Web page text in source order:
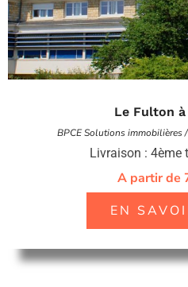
Le Fulton
BPCE Solutions immobilières
Livraison : 4ème
A partir de
EN